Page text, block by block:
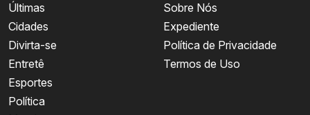
Últimas
Cidades
Divirta-se
Entretê
Esportes
Política
Sobre Nós
Expediente
Política de Privacidade
Termos de Uso